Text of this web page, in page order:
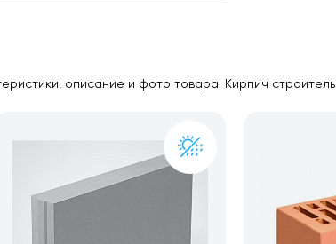
описание и фото товара. Кирпич